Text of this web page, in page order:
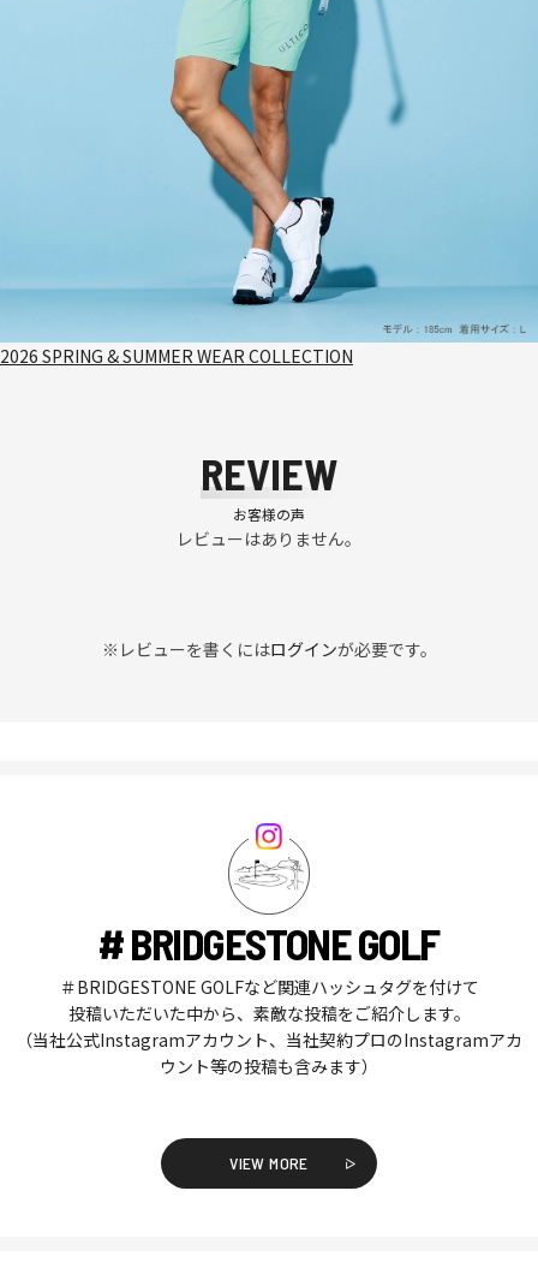
2026 SPRING & SUMMER WEAR COLLECTION
REVIEW
お客様の声
レビューはありません。
※レビューを書くにはログインが必要です。
# BRIDGESTONE GOLF
＃BRIDGESTONE GOLFなど関連ハッシュタグを付けて
投稿いただいた中から、素敵な投稿をご紹介します。
（当社公式Instagramアカウント、当社契約プロのInstagramアカ
ウント等の投稿も含みます）
VIEW MORE